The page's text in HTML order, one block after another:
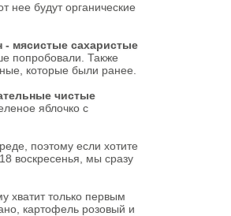
нее будут органические
- мясистые сахаристые
попробовали. Также
которые были ранее.
чистые
яблочко с
поэтому если хотите
воскресенья, мы сразу
хватит только первым
картофель розовый и